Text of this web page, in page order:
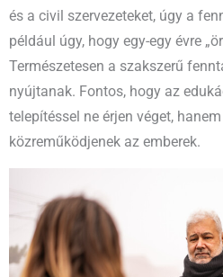
és a civil szervezeteket, úgy a
például úgy, hogy egy-egy évre
Természetesen a szakszerű
nyújtanak. Fontos, hogy az
telepítéssel ne érjen véget,
közreműködjenek az emberek.